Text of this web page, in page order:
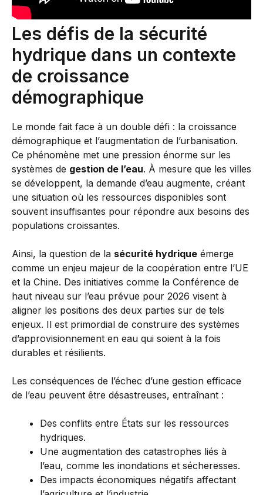
Les défis de la sécurité
hydrique dans un contexte
de croissance
démographique
Le monde fait face à un double défi : la croissance
démographique et l’augmentation de l’urbanisation.
Ce phénomène met une pression énorme sur les
systèmes de gestion de l’eau. À mesure que les villes
se développent, la demande d’eau augmente, créant
une situation où les ressources disponibles sont
souvent insuffisantes pour répondre aux besoins des
populations croissantes.
Ainsi, la question de la sécurité hydrique émerge
comme un enjeu majeur de la coopération entre l’UE
et la Chine. Des initiatives comme la Conférence de
haut niveau sur l’eau prévue pour 2026 visent à
aligner les positions des deux parties sur de tels
enjeux. Il est primordial de construire des systèmes
d’approvisionnement en eau qui soient à la fois
durables et résilients.
Les conséquences de l’échec d’une gestion efficace
de l’eau peuvent être désastreuses, entraînant :
Des conflits entre États sur les ressources
hydriques.
Une augmentation des catastrophes liés à
l’eau, comme les inondations et sécheresses.
Des impacts économiques négatifs affectant